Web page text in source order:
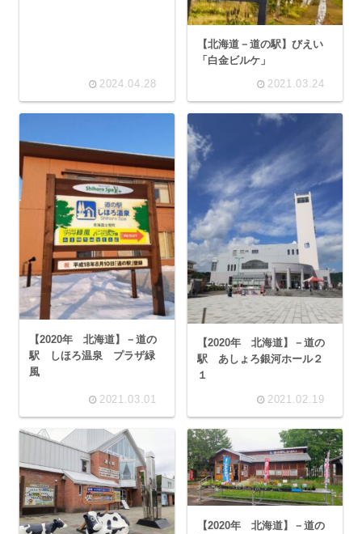
2024.04.28
【北海道－道の駅】びえい
「白金ビルケ」
2021.03.24
【2020年 北海道】－道の
駅 しほろ温泉 プラザ緑
風
2021.03.01
【2020年 北海道】－道の
駅 あしょろ銀河ホール２
１
2021.02.19
【2020年 北海道】－道の